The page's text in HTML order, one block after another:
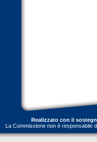
Realizzato con il
La Commissione non è responsabile